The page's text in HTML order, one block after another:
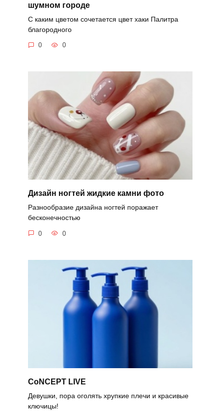
шумном городе
С каким цветом сочетается цвет хаки Палитра
благородного
0 0
Дизайн ногтей жидкие камни фото
Разнообразие дизайна ногтей поражает
бесконечностью
0 0
CoNCEPT LIVE
Девушки, пора оголять хрупкие плечи и красивые
ключицы!